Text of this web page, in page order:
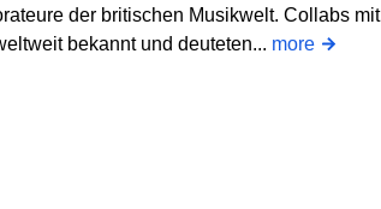
der britischen Musikwelt. Collabs mit
bekannt und deuteten... more